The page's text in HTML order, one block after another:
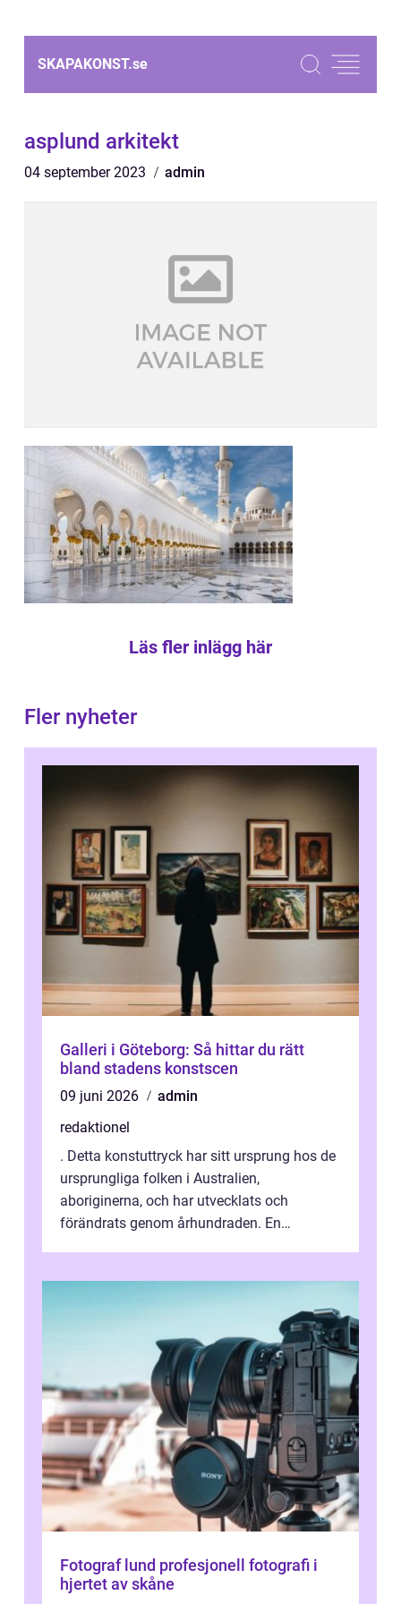
SKAPAKONST.se
asplund arkitekt
04 september 2023 admin
Läs fler inlägg här
Fler nyheter
Galleri i Göteborg: Så hittar du rätt
bland stadens konstscen
09 juni 2026
admin
redaktionel
. Detta konstuttryck har sitt ursprung hos de
ursprungliga folken i Australien,
aboriginerna, och har utvecklats och
förändrats genom århundraden. En
Fotograf lund profesjonell fotografi i
hjertet av skåne